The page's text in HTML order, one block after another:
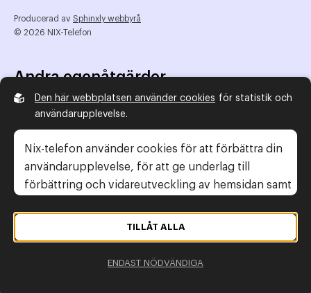
Producerad av Sphinxly webbyrå
© 2026 NIX-Telefon
Andra egenåtgärder
NIX Telefon
NIX addresserat
Reklamombudsmannen
Konsumentverket
Legal information
Gör anmälan
Personuppgiftspolicy
Den här webbplatsen använder cookies för statistik och
användarupplevelse.
Nix-telefon använder cookies för att förbättra din
användarupplevelse, för att ge underlag till
förbättring och vidareutveckling av hemsidan samt
personuppgiftspolicy
ENDAST NÖDVÄNDIGA
TILLÅT ALLA